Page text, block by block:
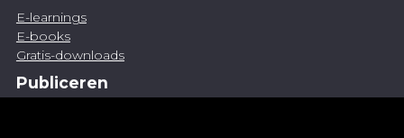
E-learnings
E-books
Gratis-downloads
Publiceren